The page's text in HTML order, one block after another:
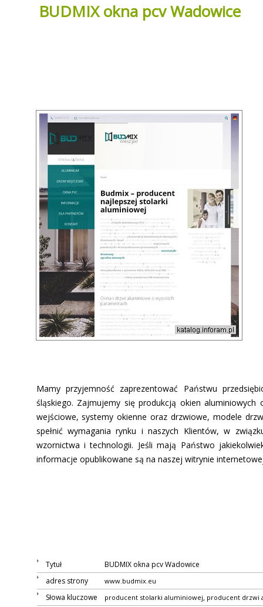
BUDMIX okna pcv Wadowice
Mamy przyjemność zaprezentować Państwu
śląskiego. Zajmujemy się produkcją okien
wejściowe, systemy okienne oraz drzwiowe, modele
spełnić wymagania rynku i naszych Klientów, w
wzornictwa i technologii. Jeśli mają Państwo
informacje opublikowane są na naszej witrynie
Tytuł
BUDMIX okna pcv Wadowice
adres strony
www.budmix.eu
Słowa kluczowe producent stolarki aluminiowej, producent drzwi